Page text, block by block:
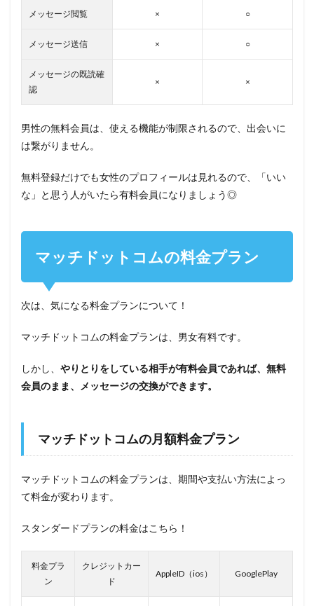
メッセージ閲覧 × ○
メッセージ送信 × ○
メッセージの既読確
認
× ×
男性の無料会員は、使える機能が制限されるので、出会いに
は繋がりません。
無料登録だけでも女性のプロフィールは見れるので、「いい
な」と思う人がいたら有料会員になりましょう◎
マッチドットコムの料金プラン
次は、気になる料金プランについて！
マッチドットコムの料金プランは、男女有料です。
しかし、 やりとりをしている相手が有料会員であれば、無料
会員のまま、メッセージの交換ができます。
マッチドットコムの月額料金プラン
マッチドットコムの料金プランは、期間や支払い方法によっ
て料金が変わります。
スタンダードプランの料金はこちら！
料金プラ
ン
クレジットカー
ド
AppleID（ios） GooglePlay